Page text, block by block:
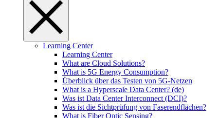
Learning Center
Learning Center
What are Cloud Solutions?
What is 5G Energy Consumption?
Überblick über das Testen von 5G-Netzen
What is a Hyperscale Data Center? (de)
Was ist Data Center Interconnect (DCI)?
Was ist die Sichtprüfung von Faserendflächen?
What is Fiber Optic Sensing?